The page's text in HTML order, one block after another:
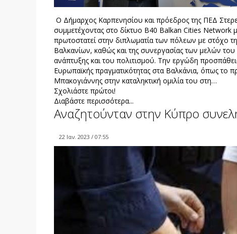
Ο Δήμαρχος Καρπενησίου και πρόεδρος της ΠΕΔ
συμμετέχοντας στο δίκτυο B40 Balkan Cities Network
πρωτοστατεί στην διπλωματία των πόλεων με στόχο
Βαλκανίων, καθώς και της συνεργασίας των μελών του
ανάπτυξης και του πολιτισμού. Την εργώδη
Ευρωπαϊκής πραγματικότητας στα Βαλκάνια, όπως
Μπακογιάννης στην καταληκτική ομιλία του στη…
Σχολιάστε πρώτοι!
Διαβάστε περισσότερα...
Αναζητούνταν στην Κύπρο
22 Ιαν. 2023 / 07:55